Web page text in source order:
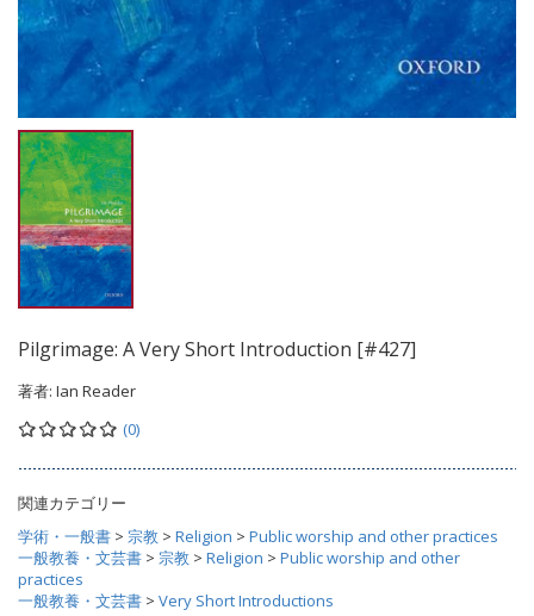
Pilgrimage: A Very Short Introduction [#427]
著者: Ian Reader
(0)
関連カテゴリー
学術・一般書 > 宗教 > Religion > Public worship and other practices
一般教養・文芸書 > 宗教 > Religion > Public worship and other
practices
一般教養・文芸書 > Very Short Introductions